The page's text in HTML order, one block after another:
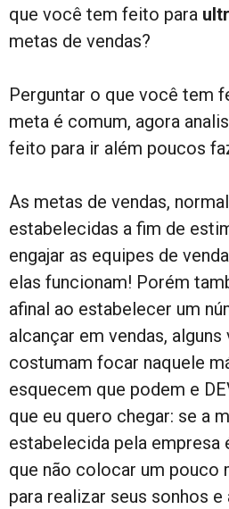
que você tem feito para
metas de vendas?
Perguntar o que você tem
meta é comum, agora
feito para ir além poucos
As metas de vendas,
estabelecidas a fim de
engajar as equipes de
elas funcionam! Porém
afinal ao estabelecer um
alcançar em vendas,
costumam focar naquele
esquecem que podem e
que eu quero chegar: se a
estabelecida pela empresa
que não colocar um pouco
para realizar seus sonhos